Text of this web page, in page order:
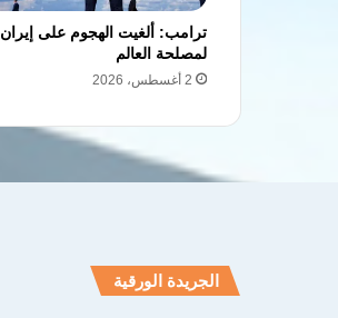
ترامب: ألغيت الهجوم على إيران
لمصلحة العالم
2 أغسطس، 2026
الجريدة الورقية